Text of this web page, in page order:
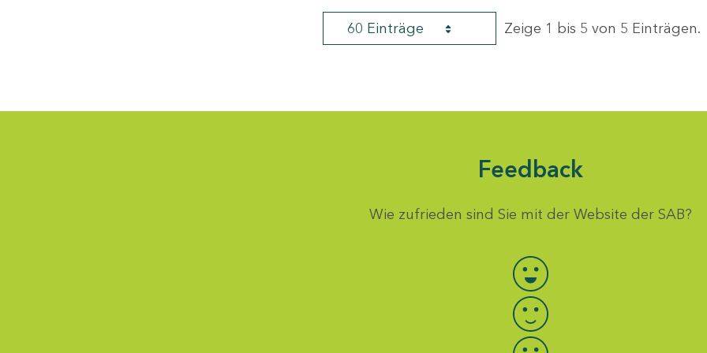
60 Einträge Zeige 1 bis 5 von 5 Einträgen.
Feedback
Wie zufrieden sind Sie mit der Website der SAB?
Bewertung auswählen